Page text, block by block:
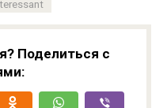
Поделиться с